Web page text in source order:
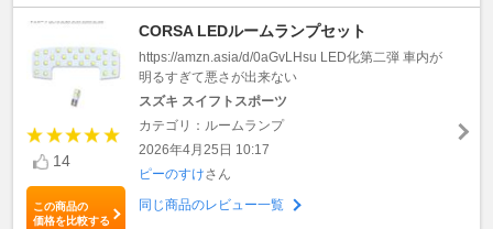
14
この商品の
価格を比較する
CORSA LEDルームランプセット
https://amzn.asia/d/0aGvLHsu LED化第二弾 車内が
明るすぎて悪さが出来ない
スズキ スイフトスポーツ
カテゴリ：ルームランプ
2026年4月25日 10:17
ピーのすけさん
同じ商品のレビュー一覧